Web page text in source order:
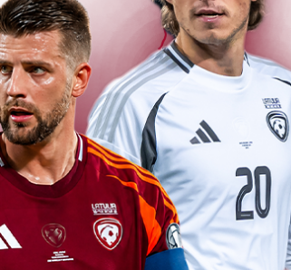
Spēlētāja maiņa
Dzeltenā kartīte